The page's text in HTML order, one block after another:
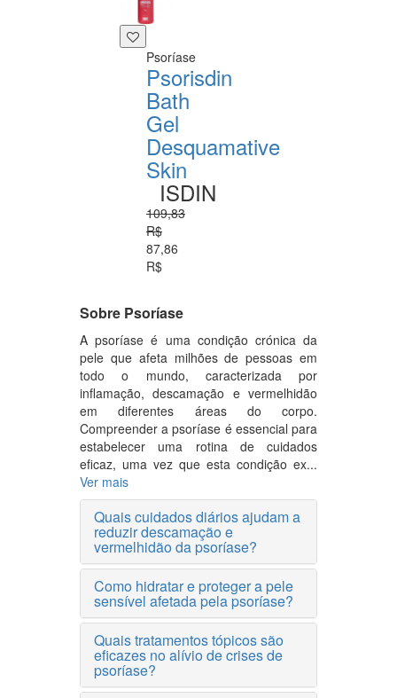
Psoríase
Psorisdin
Bath
Gel
Desquamative
Skin
ISDIN
109,83
R$
87,86
R$
Sobre Psoríase
A psoríase é uma condição crónica da
pele que afeta milhões de pessoas em
todo o mundo, caracterizada por
inflamação, descamação e vermelhidão
em diferentes áreas do corpo.
Compreender a psoríase é essencial para
estabelecer uma rotina de cuidados
eficaz, uma vez que esta condição ex...
Ver mais
Quais cuidados diários ajudam a
reduzir descamação e
vermelhidão da psoríase?
Como hidratar e proteger a pele
sensível afetada pela psoríase?
Quais tratamentos tópicos são
eficazes no alívio de crises de
psoríase?